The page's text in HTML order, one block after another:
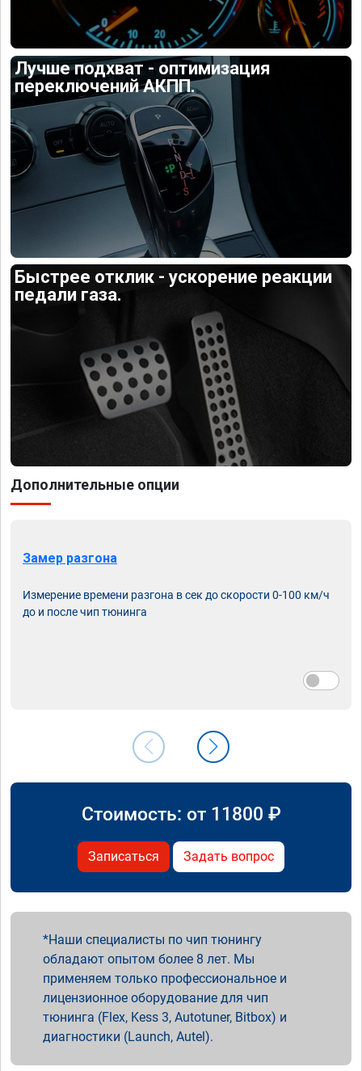
Лучше подхват - оптимизация
переключений АКПП.
Быстрее отклик - ускорение реакции
педали газа.
Дополнительные опции
Замер разгона
Измерение времени разгона в сек до скорости 0-100 км/ч
до и после чип тюнинга
Стоимость: от 11800 ₽
Записаться Задать вопрос
Наши специалисты по чип тюнингу
обладают опытом более 8 лет. Мы
применяем только профессиональное и
лицензионное оборудование для чип
тюнинга (Flex, Kess 3, Autotuner, Bitbox) и
диагностики (Launch, Autel).